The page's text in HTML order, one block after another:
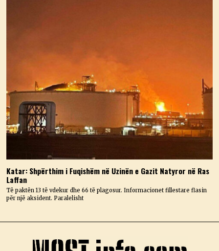
Katar: Shpërthim i Fuqishëm në Uzinën e Gazit Natyror në Ras
Laffan
Të paktën 13 të vdekur dhe 66 të plagosur. Informacionet fillestare flasin
për një aksident. Paralelisht